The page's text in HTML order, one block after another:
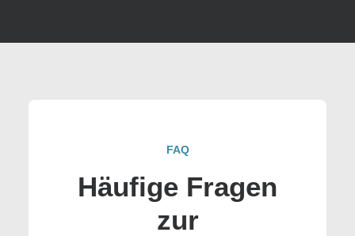
FAQ
Häufige Fragen
zur